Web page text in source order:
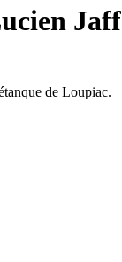
de Loupiac.